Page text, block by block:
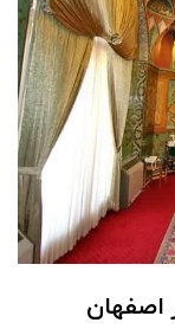
اصفهان